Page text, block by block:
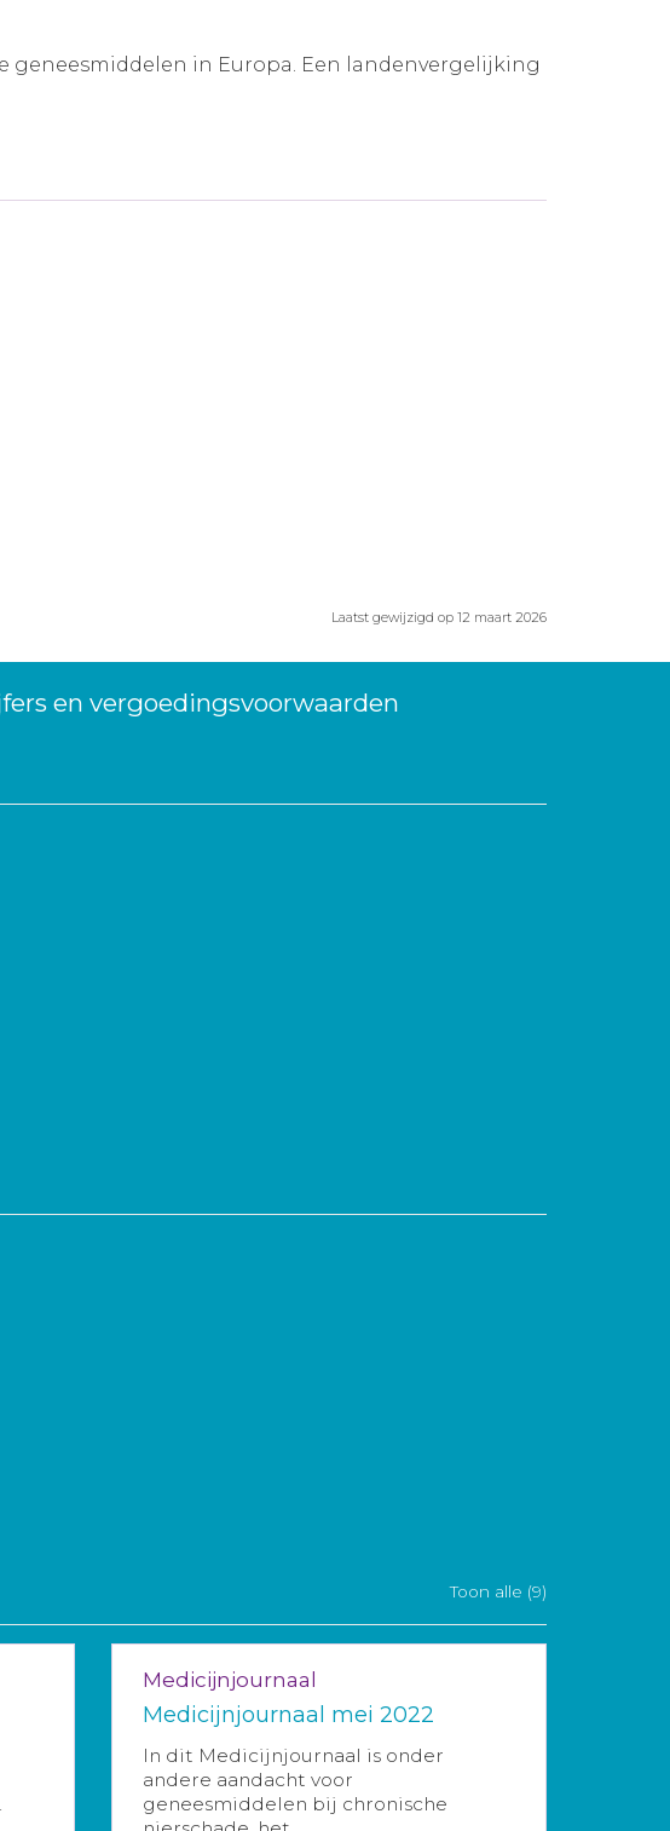
geneesmiddelen in Europa. Een landenvergelijking
Laatst gewijzigd op 12 maart 2026
en vergoedingsvoorwaarden
Toon alle (9)
Medicijnjournaal
Medicijnjournaal mei 2022
In dit Medicijnjournaal is onder
andere aandacht voor
geneesmiddelen bij chronische